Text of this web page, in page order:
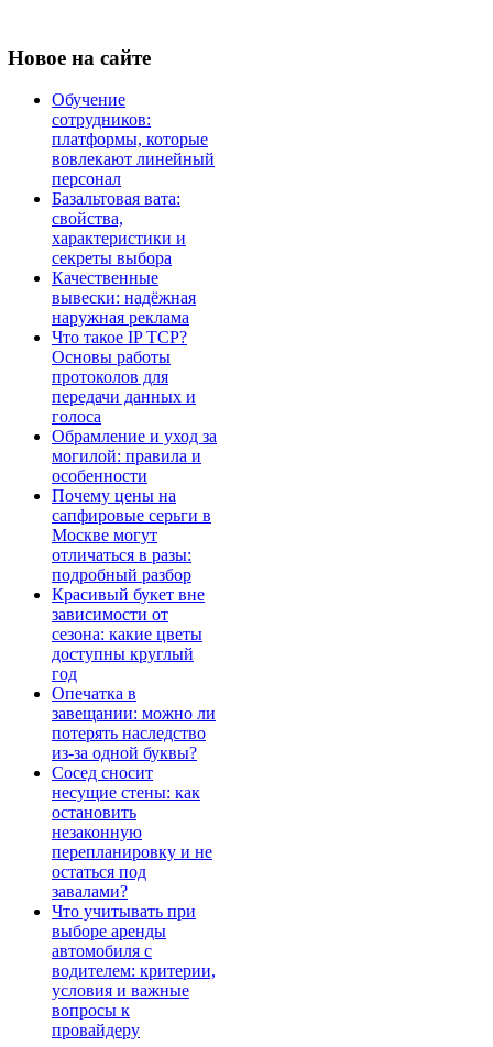
Новое на сайте
Обучение
сотрудников:
платформы, которые
вовлекают линейный
персонал
Базальтовая вата:
свойства,
характеристики и
секреты выбора
Качественные
вывески: надёжная
наружная реклама
Что такое IP TCP?
Основы работы
протоколов для
передачи данных и
голоса
Обрамление и уход за
могилой: правила и
особенности
Почему цены на
сапфировые серьги в
Москве могут
отличаться в разы:
подробный разбор
Красивый букет вне
зависимости от
сезона: какие цветы
доступны круглый
год
Опечатка в
завещании: можно ли
потерять наследство
из-за одной буквы?
Сосед сносит
несущие стены: как
остановить
незаконную
перепланировку и не
остаться под
завалами?
Что учитывать при
выборе аренды
автомобиля с
водителем: критерии,
условия и важные
вопросы к
провайдеру